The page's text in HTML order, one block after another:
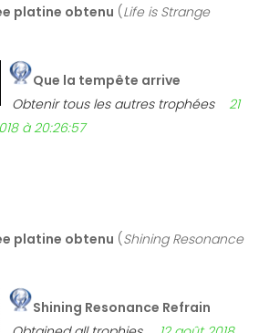
platine obtenu (Life is Strange
Que la tempête arrive
Obtenir tous les autres trophées
21
à 20:26:57
platine obtenu (Shining Resonance
Shining Resonance Refrain